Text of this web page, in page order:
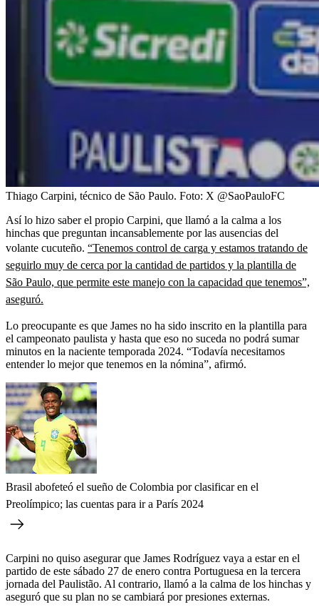
Thiago Carpini, técnico de São Paulo. Foto: X @SaoPauloFC
Así lo hizo saber el propio Carpini, que llamó a la calma a los
hinchas que preguntan incansablemente por las ausencias del
volante cucuteño. “Tenemos control de carga y estamos tratando de
seguirlo muy de cerca por la cantidad de partidos y la plantilla de
São Paulo, que permite este manejo con la capacidad que tenemos”,
aseguró.
Lo preocupante es que James no ha sido inscrito en la plantilla para
el campeonato paulista y hasta que eso no suceda no podrá sumar
minutos en la naciente temporada 2024. “Todavía necesitamos
entender lo mejor que tenemos en la nómina”, afirmó.
Brasil abofeteó el sueño de Colombia por clasificar en el
Preolímpico; las cuentas para ir a París 2024
Carpini no quiso asegurar que James Rodríguez vaya a estar en el
partido de este sábado 27 de enero contra Portuguesa en la tercera
jornada del Paulistão. Al contrario, llamó a la calma de los hinchas y
aseguró que su plan no se cambiará por presiones externas.